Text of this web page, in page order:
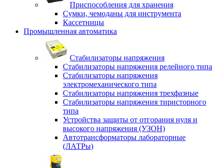
Приспособления для хранения
Сумки, чемоданы для инструмента
Кассетницы
Промышленная автоматика
Стабилизаторы напряжения
Стабилизаторы напряжения релейного типа
Стабилизаторы напряжения
электромеханического типа
Стабилизаторы напряжения трехфазные
Стабилизаторы напряжения тиристорного
типа
Устройства защиты от отгорания нуля и
высокого напряжения (УЗОН)
Автотрансформаторы лабораторные
(ЛАТРы)